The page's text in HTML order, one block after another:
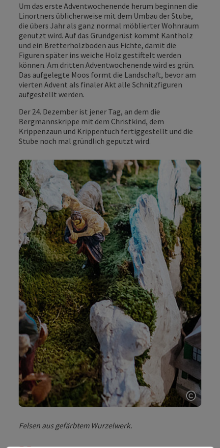
Um das erste Adventwochenende herum beginnen die
Linortners üblicherweise mit dem Umbau der Stube,
die übers Jahr als ganz normal möblierter Wohnraum
genutzt wird. Auf das Grundgerüst kommt Kantholz
und ein Bretterholzboden aus Fichte, damit die
Figuren später ins weiche Holz gestiftelt werden
können. Am dritten Adventwochenende wird es grün.
Das aufgelegte Moos formt die Landschaft, bevor am
vierten Advent als finaler Akt alle Schnitzfiguren
aufgestellt werden.
Der 24. Dezember ist jener Tag, an dem die
Bergmannskrippe mit dem Christkind, dem
Krippenzaun und Krippentuch fertiggestellt und die
Stube noch mal gründlich geputzt wird.
Felsen aus gefärbtem Wurzelwerk.